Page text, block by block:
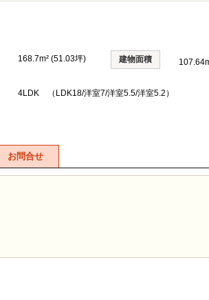
168.7m² (51.03坪) 建物面積
4LDK （LDK18/洋室7/洋室5.5/洋室5.2）
お問合せ